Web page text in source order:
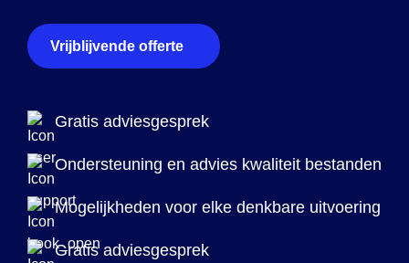
Vrijblijvende offerte
Gratis adviesgesprek
Ondersteuning en advies kwaliteit bestanden
Mogelijkheden voor elke denkbare uitvoering
Gratis adviesgesprek